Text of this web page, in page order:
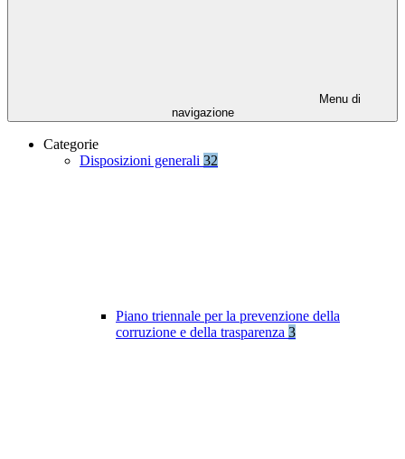
Menu di
navigazione
Categorie
Disposizioni generali 32
Piano triennale per la prevenzione della
corruzione e della trasparenza 3